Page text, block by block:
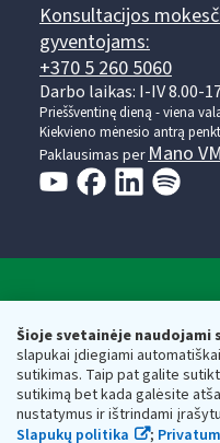
Šioje svetainėje naudojami
slapukai įdiegiami
sutikimas. Taip pat galite
sutikimą bet kada galėsite
nustatymus ir ištrindami
Slapukų politika
;
Konsultacijos
gyventojams:
+370 5 260 5060
Darbo laikas: I-IV 8.00-
Prieššventinę dieną - viena
Kiekvieno mėnesio antrą
Paklausimas per Mano
Respublikos finansų
Biudžetinė įstaiga. Juridinio
adresas: Vasario 16-osios g.
vmi@vmi.lt, E. pristatymo
Duomenys apie Valstybinę